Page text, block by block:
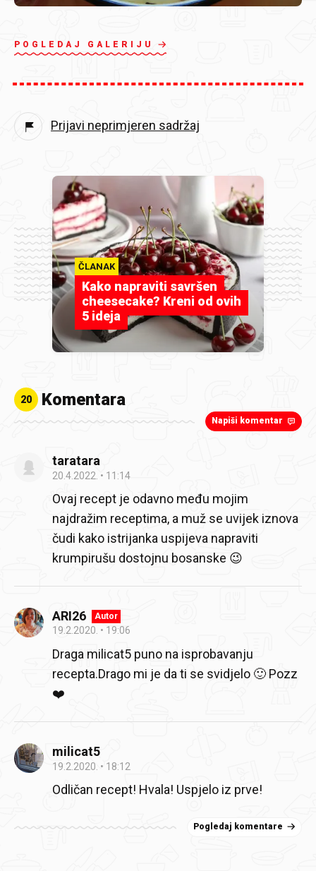
POGLEDAJ GALERIJU
Prijavi neprimjeren sadržaj
ČLANAK
Kako napraviti savršen
cheesecake? Kreni od ovih
5 ideja
20 Komentara
Napiši komentar
taratara
20.4.2022. 11:14
Ovaj recept je odavno među mojim
najdražim receptima, a muž se uvijek iznova
čudi kako istrijanka uspijeva napraviti
krumpirušu dostojnu bosanske 😉
ARI26 Autor
19.2.2020. 19:06
Draga milicat5 puno na isprobavanju
recepta.Drago mi je da ti se svidjelo 🙂 Pozz
❤️
milicat5
19.2.2020. 18:12
Odličan recept! Hvala! Uspjelo iz prve!
Pogledaj komentare